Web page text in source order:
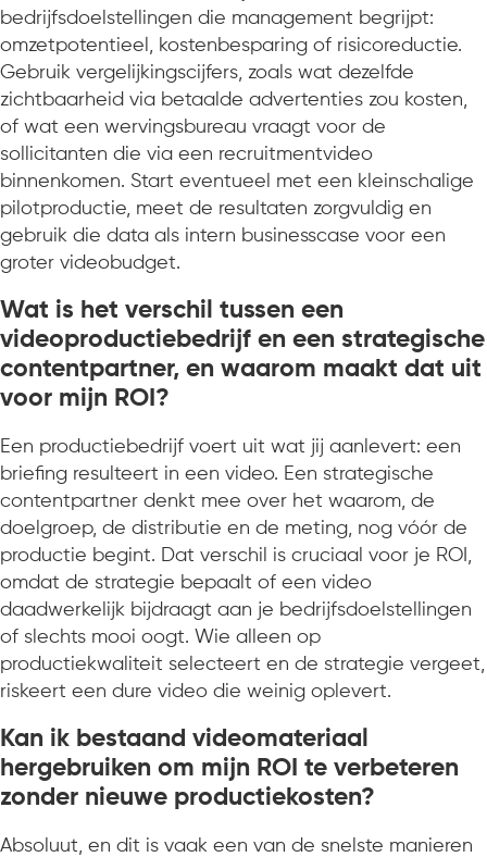
bedrijfsdoelstellingen die management begrijpt:
omzetpotentieel, kostenbesparing of risicoreductie.
Gebruik vergelijkingscijfers, zoals wat dezelfde
zichtbaarheid via betaalde advertenties zou kosten,
of wat een wervingsbureau vraagt voor de
sollicitanten die via een recruitmentvideo
binnenkomen. Start eventueel met een kleinschalige
pilotproductie, meet de resultaten zorgvuldig en
gebruik die data als intern businesscase voor een
groter videobudget.
Wat is het verschil tussen een
videoproductiebedrijf en een strategische
contentpartner, en waarom maakt dat uit
voor mijn ROI?
Een productiebedrijf voert uit wat jij aanlevert: een
briefing resulteert in een video. Een strategische
contentpartner denkt mee over het waarom, de
doelgroep, de distributie en de meting, nog vóór de
productie begint. Dat verschil is cruciaal voor je ROI,
omdat de strategie bepaalt of een video
daadwerkelijk bijdraagt aan je bedrijfsdoelstellingen
of slechts mooi oogt. Wie alleen op
productiekwaliteit selecteert en de strategie vergeet,
riskeert een dure video die weinig oplevert.
Kan ik bestaand videomateriaal
hergebruiken om mijn ROI te verbeteren
zonder nieuwe productiekosten?
Absoluut, en dit is vaak een van de snelste manieren